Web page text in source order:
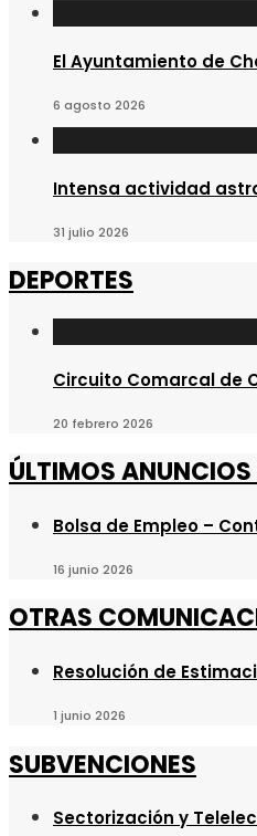
El Ayuntamiento de
6 agosto 2026
Intensa actividad
31 julio 2026
DEPORTES
Circuito Comarcal de
20 febrero 2026
ÚLTIMOS ANUNCIOS
Bolsa de Empleo –
16 junio 2026
OTRAS
Resolución de
1 junio 2026
SUBVENCIONES
Sectorización y